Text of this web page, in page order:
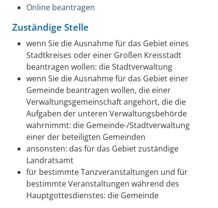
Online beantragen
Zuständige Stelle
wenn Sie die Ausnahme für das Gebiet eines
Stadtkreises oder einer Großen Kreisstadt
beantragen wollen: die Stadtverwaltung
wenn Sie die Ausnahme für das Gebiet einer
Gemeinde beantragen wollen, die einer
Verwaltungsgemeinschaft angehört, die die
Aufgaben der unteren Verwaltungsbehörde
wahrnimmt: die Gemeinde-/Stadtverwaltung
einer der beteiligten Gemeinden
ansonsten: das für das Gebiet zuständige
Landratsamt
für bestimmte Tanzveranstaltungen und für
bestimmte Veranstaltungen während des
Hauptgottesdienstes: die Gemeinde